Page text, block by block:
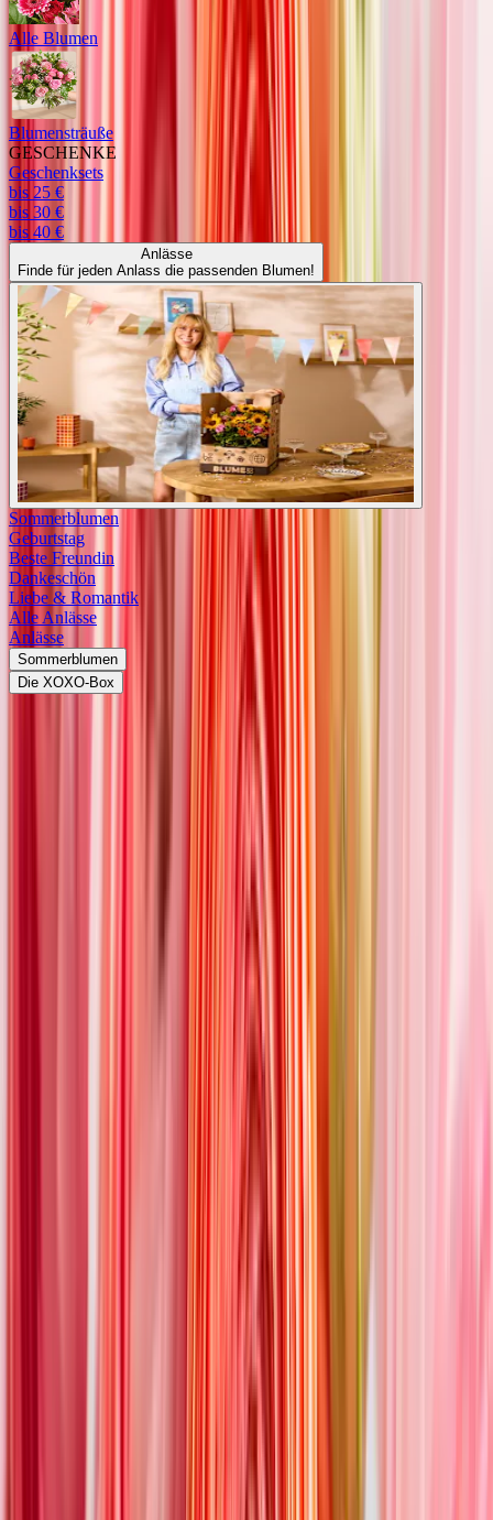
Alle Blumen
Blumensträuße
GESCHENKE
Geschenksets
bis 25 €
bis 30 €
bis 40 €
Anlässe
Finde für jeden Anlass die passenden Blumen!
Sommerblumen
Geburtstag
Beste Freundin
Dankeschön
Liebe & Romantik
Alle Anlässe
Anlässe
Sommerblumen
Die XOXO-Box
Erfahre, welche wunderschönen Blumen uns im Monat Mai
Der Mai ist bekannt als Monat der Liebe: Die Natur ist voller Leben,
überall beginnen jetzt die Bäume zu blühen und die Luft duftet nach
verwunderlich, dass auch die Blumen im Mai in zarten Rot- und
der Fruchtbarkeit, sowohl für die Landwirtschaft als auch für die
Liebe. Welche Blumen im Mai sprießen und gedeihen, erfährst du
auch Blau- und Violetttöne, zartes Weiß und fröhliches Gelb zu
entdecken. Blühende Blumen im Mai, die du sicher kennst, sind